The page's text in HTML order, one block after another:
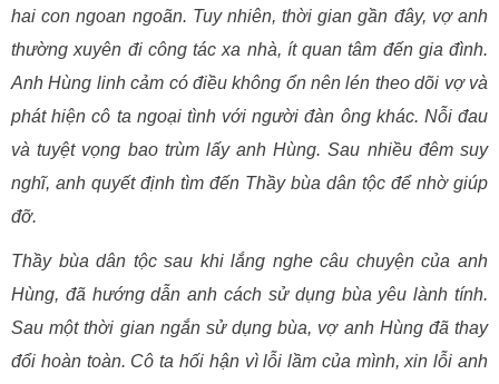
hai con ngoan ngoãn. Tuy nhiên, thời gian gần đây, vợ anh
thường xuyên đi công tác xa nhà, ít quan tâm đến gia đình.
Anh Hùng linh cảm có điều không ổn nên lén theo dõi vợ và
phát hiện cô ta ngoại tình với người đàn ông khác. Nỗi đau
và tuyệt vọng bao trùm lấy anh Hùng. Sau nhiều đêm suy
nghĩ, anh quyết định tìm đến Thầy bùa dân tộc để nhờ giúp
đỡ.
Thầy bùa dân tộc sau khi lắng nghe câu chuyện của anh
Hùng, đã hướng dẫn anh cách sử dụng bùa yêu lành tính.
Sau một thời gian ngắn sử dụng bùa, vợ anh Hùng đã thay
đổi hoàn toàn. Cô ta hối hận vì lỗi lầm của mình, xin lỗi anh